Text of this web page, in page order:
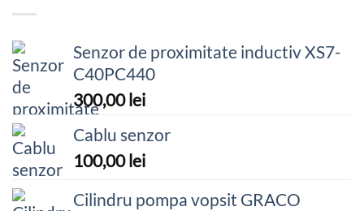
Senzor de proximitate inductiv XS7-
C40PC440
300,00lei
Cablu senzor
100,00lei
Cilindru pompa vopsit GRACO